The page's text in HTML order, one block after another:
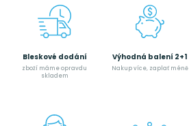
Bleskové dodání
zboží máme opravdu
skladem
Výhodná balení 2+1
Nakup více, zaplať méně